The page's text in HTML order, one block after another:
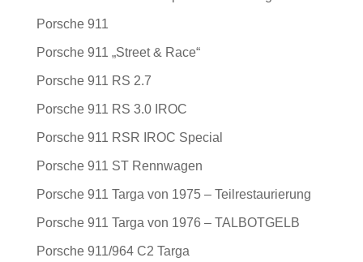
Porsche 911
Porsche 911 „Street & Race“
Porsche 911 RS 2.7
Porsche 911 RS 3.0 IROC
Porsche 911 RSR IROC Special
Porsche 911 ST Rennwagen
Porsche 911 Targa von 1975 – Teilrestaurierung
Porsche 911 Targa von 1976 – TALBOTGELB
Porsche 911/964 C2 Targa